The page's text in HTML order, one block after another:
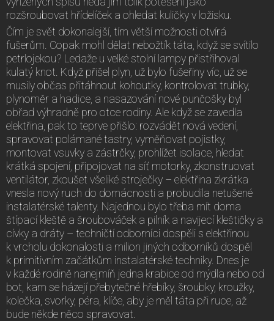
rozšroubovat hřídelíček a ohledat kuličky v ložisku.
Čím je svět dokonalejší, tím větší možnosti otvírá
fušerům. Copak mohl dělat nebožtík táta, když se svítilo
petrlojekou? Ledaže u velké stolní lampy přistřihoval
kulatý knot. Když přišel plyn, už bylo fušeřiny víc, už se
musily občas přitáhnout kohoutky, kontrolovat trubky,
plynoměr a hadice, a nasazování nové punčošky byl
obřad výhradně pro otce rodiny. Ale když se zavedla
elektřina, pak to teprve přišlo: rozvádět nová vedení,
spravovat polámané tastry, vyměňovat pojistky,
montovat vsuvky a zástrčky, prohlížet isolace, hledat
krátká spojení, připojovat na síť motorky, zkonstruovat
ventilátor, zkoušet všeliké stroječky – elektřina zkrátka
vnesla nový ruch do domácnosti a probudila netušené
instalatérské talenty. Najednou bylo třeba mít doma
štípací kleště a šroubováček a pilník a navijecí kleštičky a
cívky a dráty – techničtí odborníci dospěli s elektřinou
k vrcholu dokonalosti a milion jiných odborníků dospěl
k primitivním začátkům instalatérské techniky. Dnes je
v každé rodině nanejmíň jedna krabice od mýdla nebo od
bot, kam se házejí přebytečné hřebíky, šroubky, kroužky,
kolečka, svorky, péra, klíče, aby je měl táta při ruce, až
bude někde něco spravovat.